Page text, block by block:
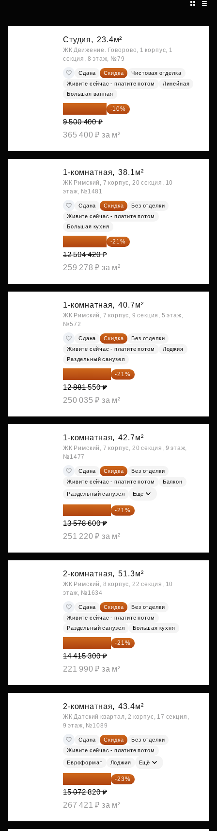
Студия, 23.4м²
ЖК Движение. Говорово, 1 корпус, 1
секция, 8 этаж, №79
Сдана Скидка
Чистовая отделка
Живите сейчас - платите потом
Линейная
Большая ванная
-10%
9 500 400 ₽
365 400 ₽ за м²
1-комнатная, 38.1м²
ЖК Римский, 7 корпус, 20 секция, 10
этаж, №1481
Сдана Скидка
Без отделки
Живите сейчас - платите потом
Большая кухня
-21%
12 504 420 ₽
259 278 ₽ за м²
1-комнатная, 40.7м²
ЖК Римский, 7 корпус, 9 секция, 5 этаж,
№572
Сдана Скидка
Без отделки
Живите сейчас - платите потом
Лоджия
Раздельный санузел
10 176 425 ₽ -21%
12 881 550 ₽
250 035 ₽ за м²
1-комнатная, 42.7м²
ЖК Римский, 7 корпус, 20 секция, 9 этаж,
№1477
Сдана Скидка
Без отделки
Живите сейчас - платите потом
Балкон
Раздельный санузел Ещё
10 727 094 ₽ -21%
13 578 600 ₽
251 220 ₽ за м²
2-комнатная, 51.3м²
ЖК Римский, 8 корпус, 22 секция, 10
этаж, №1634
Сдана Скидка
Без отделки
Живите сейчас - платите потом
Раздельный санузел
Большая кухня
11 388 087 ₽ -21%
14 415 300 ₽
221 990 ₽ за м²
2-комнатная, 43.4м²
ЖК Датский квартал, 2 корпус, 17 секция,
9 этаж, №1089
Сдана Скидка
Без отделки
Живите сейчас - платите потом
Евроформат Лоджия Ещё
11 606 071 ₽ -23%
15 072 820 ₽
267 421 ₽ за м²